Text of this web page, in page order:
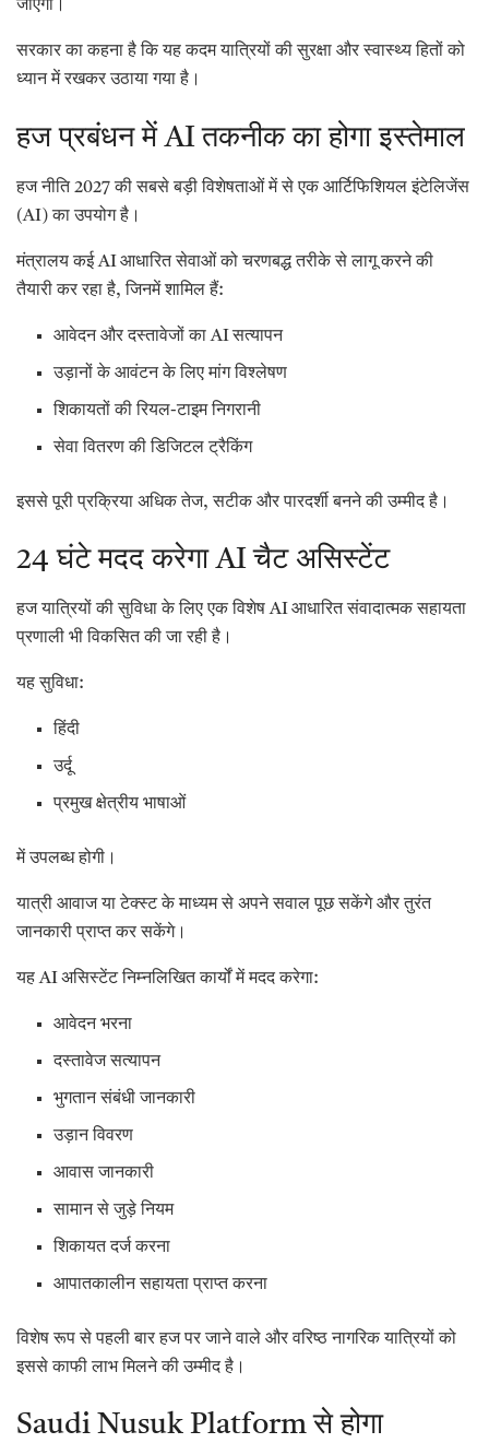
जाएगी।
सरकार का कहना है कि यह कदम यात्रियों की सुरक्षा और स्वास्थ्य हितों को
ध्यान में रखकर उठाया गया है।
हज प्रबंधन में AI तकनीक का होगा इस्तेमाल
हज नीति 2027 की सबसे बड़ी विशेषताओं में से एक आर्टिफिशियल इंटेलिजेंस
(AI) का उपयोग है।
मंत्रालय कई AI आधारित सेवाओं को चरणबद्ध तरीके से लागू करने की
तैयारी कर रहा है, जिनमें शामिल हैं:
आवेदन और दस्तावेजों का AI सत्यापन
उड़ानों के आवंटन के लिए मांग विश्लेषण
शिकायतों की रियल-टाइम निगरानी
सेवा वितरण की डिजिटल ट्रैकिंग
इससे पूरी प्रक्रिया अधिक तेज, सटीक और पारदर्शी बनने की उम्मीद है।
24 घंटे मदद करेगा AI चैट असिस्टेंट
हज यात्रियों की सुविधा के लिए एक विशेष AI आधारित संवादात्मक सहायता
प्रणाली भी विकसित की जा रही है।
यह सुविधा:
हिंदी
उर्दू
प्रमुख क्षेत्रीय भाषाओं
में उपलब्ध होगी।
यात्री आवाज या टेक्स्ट के माध्यम से अपने सवाल पूछ सकेंगे और तुरंत
जानकारी प्राप्त कर सकेंगे।
यह AI असिस्टेंट निम्नलिखित कार्यों में मदद करेगा:
आवेदन भरना
दस्तावेज सत्यापन
भुगतान संबंधी जानकारी
उड़ान विवरण
आवास जानकारी
सामान से जुड़े नियम
शिकायत दर्ज करना
आपातकालीन सहायता प्राप्त करना
विशेष रूप से पहली बार हज पर जाने वाले और वरिष्ठ नागरिक यात्रियों को
इससे काफी लाभ मिलने की उम्मीद है।
Saudi Nusuk Platform से होगा